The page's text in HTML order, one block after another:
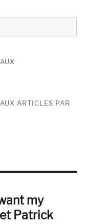
ARTICLES PAR
my
Patrick